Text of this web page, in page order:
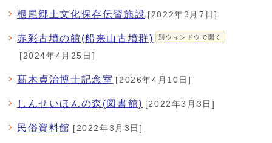
根尾郷土文化保存伝習施設 [2022年3月7日]
赤彩古墳の館(船来山古墳群) 別ウィンドウで開く
[2024年4月25日]
髙木貞治博士記念室 [2026年4月10日]
しんせいほんの森(図書館) [2022年3月3日]
民俗資料館 [2022年3月3日]